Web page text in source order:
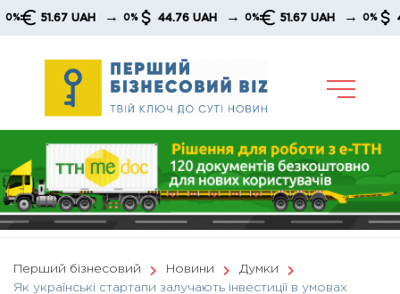
Skip
UAH → 0% 44.76 UAH → 0% 51.67 UAH → 0% 44.76 UAH
Перший бізнесовий Новини
Думки
Як українські стартапи залучають інвестиції в умовах